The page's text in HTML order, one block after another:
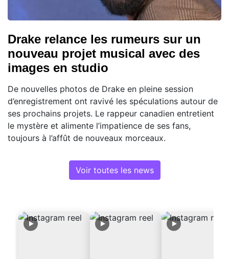
Drake relance les rumeurs sur un
nouveau projet musical avec des
images en studio
De nouvelles photos de Drake en pleine session
d’enregistrement ont ravivé les spéculations autour de
ses prochains projets. Le rappeur canadien entretient
le mystère et alimente l’impatience de ses fans,
toujours à l’affût de nouveaux morceaux.
Voir toutes les news